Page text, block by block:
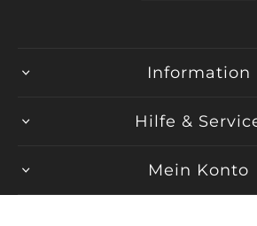
Information
Hilfe &
Mein Konto